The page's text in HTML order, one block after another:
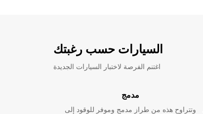
السيارات حسب رغبتك
اغتنم الفرصة لاختبار السيارات الجديدة
مدمج
وتتراوح هذه من طراز مدمج وموفر للوقود إلى